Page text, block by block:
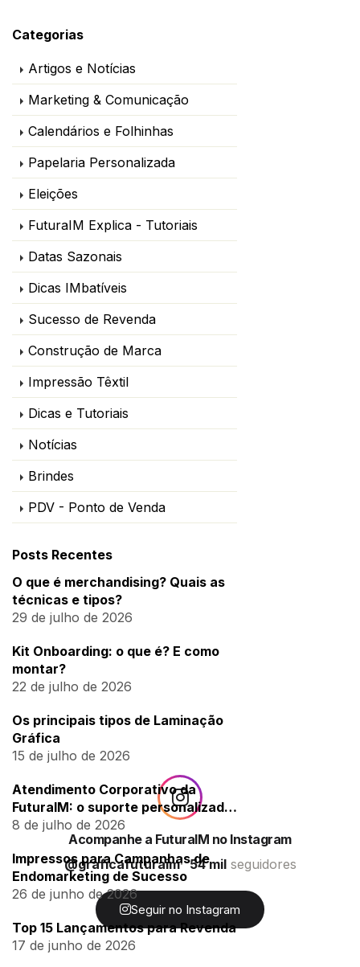
Categorias
Artigos e Notícias
Marketing & Comunicação
Calendários e Folhinhas
Papelaria Personalizada
Eleições
FuturaIM Explica - Tutoriais
Datas Sazonais
Dicas IMbatíveis
Sucesso de Revenda
Construção de Marca
Impressão Têxtil
Dicas e Tutoriais
Notícias
Brindes
PDV - Ponto de Venda
Posts Recentes
O que é merchandising? Quais as
técnicas e tipos?
29 de julho de 2026
Kit Onboarding: o que é? E como
montar?
22 de julho de 2026
Os principais tipos de Laminação
Gráfica
15 de julho de 2026
Atendimento Corporativo da
FuturaIM: o suporte personalizado
para empresas
8 de julho de 2026
Impressos para Campanhas de
Endomarketing de Sucesso
26 de junho de 2026
Top 15 Lançamentos para Revenda
17 de junho de 2026
Acompanhe a FuturaIM no Instagram
@graficafuturaim 54 milseguidores
Seguir no Instagram